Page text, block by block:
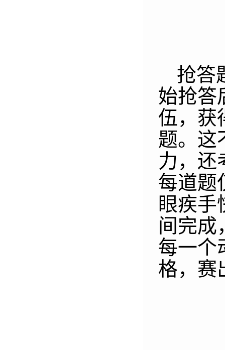
抢答
始抢答
伍，获
题。这
力，还
每道题
眼疾手
间完成
每一个
格，赛